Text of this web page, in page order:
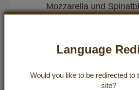
Mozzarella und
schichten, bis die
Die oberste Lage mit
Ofen 20-25 Minuten
Language
Would you like to be redirected to
site?